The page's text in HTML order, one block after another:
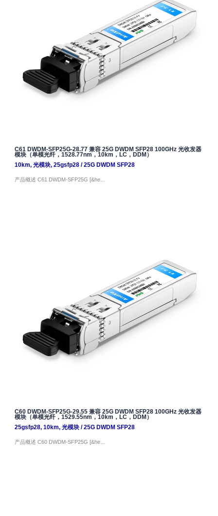
C61 DWDM-SFP25G-28.77 兼容 25G DWDM SFP28 100GHz 光收发器
模块（单模光纤，1528.77nm，10km，LC，DDM）
10km, 光模块, 25gsfp28/25G DWDM SFP28
产品概述 C61 DWDM-SFP25G [&he…
C60 DWDM-SFP25G-29.55 兼容 25G DWDM SFP28 100GHz 光收发器
模块（单模光纤，1529.55nm，10km，LC，DDM）
25gsfp28, 10km, 光模块/25G DWDM SFP28
产品概述 C60 DWDM-SFP25G [&he…